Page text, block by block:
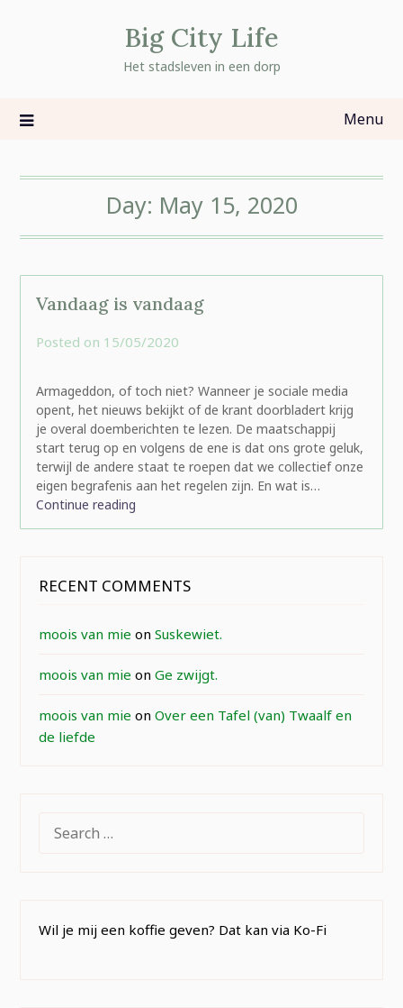
Big City Life
Het stadsleven in een dorp
Menu
Day: May 15, 2020
Vandaag is vandaag
Posted on 15/05/2020
Armageddon, of toch niet? Wanneer je sociale media
opent, het nieuws bekijkt of de krant doorbladert krijg
je overal doemberichten te lezen. De maatschappij
start terug op en volgens de ene is dat ons grote geluk,
terwijl de andere staat te roepen dat we collectief onze
eigen begrafenis aan het regelen zijn. En wat is…
Continue reading
RECENT COMMENTS
moois van mie onSuskewiet.
moois van mie onGe zwijgt.
moois van mie onOver een Tafel (van) Twaalf en
de liefde
FOR:
Wil je mij een koffie geven? Dat kan via Ko-Fi